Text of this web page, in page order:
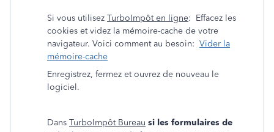
Si vous utilisez TurboImpôt en ligne: Effacez les
cookies et videz la mémoire-cache de votre
navigateur. Voici comment au besoin: Vider la
mémoire-cache
Enregistrez, fermez et ouvrez de nouveau le
logiciel.
Dans TurboImpôt Bureau si les formulaires de